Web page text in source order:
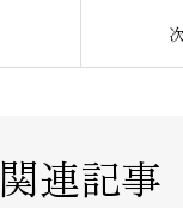
関連記事